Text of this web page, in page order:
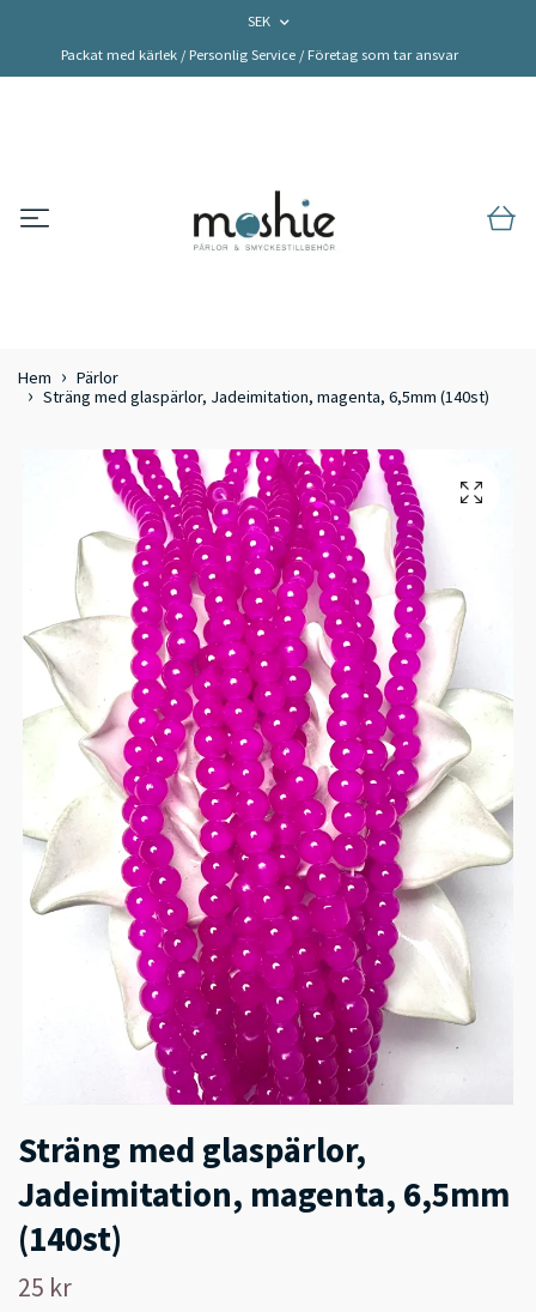
SEK
Packat med kärlek / Personlig Service / Företag som tar ansvar
Hem
Pärlor
Sträng med glaspärlor, Jadeimitation, magenta, 6,5mm (140st)
Sträng med glaspärlor,
Jadeimitation, magenta, 6,5mm
(140st)
25 kr